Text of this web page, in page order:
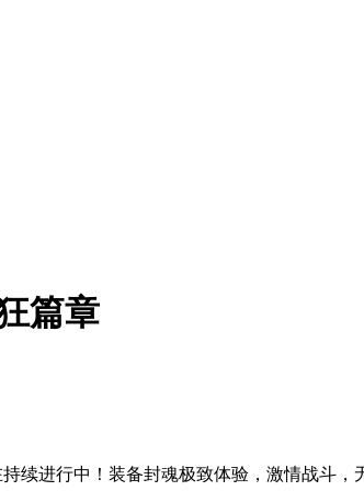
篇章
续进行中！装备封魂极致体验，激情战斗，